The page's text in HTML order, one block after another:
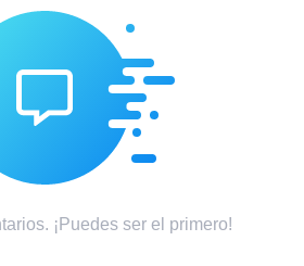
¡Puedes ser el primero!